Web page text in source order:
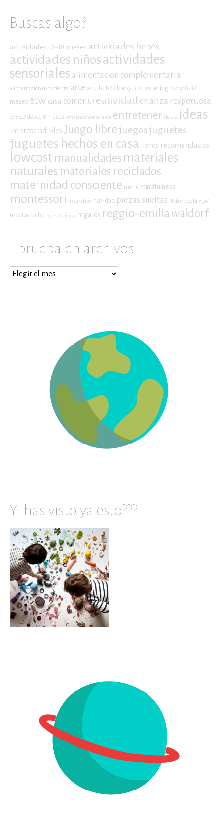
Buscas algo?
actividades 12-18 meses actividades bebés
actividades niñosactividades
sensoriales alimentacion complementaria
alimentación consciente arte arte bebés baby led weaning bebe 8-12
meses BLW casa comer creatividad crianza respetuosa
cómo...? desde 8 meses embarazo consciente entretener fiesta ideas
imprescindibles Juego librejuegosjuguetes
juguetes hechos en casa libros recomendados
lowcost manualidades materiales
naturales materiales reciclados
maternidad consciente menú mindfulness
montessori naturaleza navidad piezas sueltas Pikler receta BLW
recetas bebe recetas fiesta regalos reggio-emilia waldorf
…prueba en archivos
…
Y…has visto ya esto???